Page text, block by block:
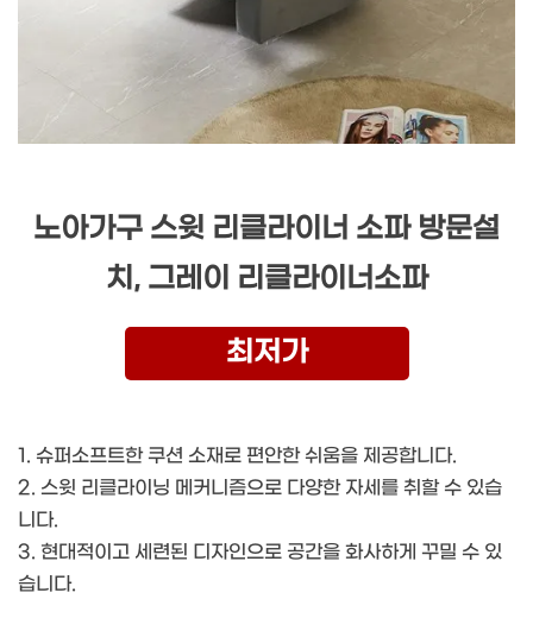
노아가구 스윗 리클라이너 소파 방문설
치, 그레이 리클라이너소파
최저가
1. 슈퍼소프트한 쿠션 소재로 편안한 쉬움을 제공합니다.
2. 스윗 리클라이닝 메커니즘으로 다양한 자세를 취할 수 있습
니다.
3. 현대적이고 세련된 디자인으로 공간을 화사하게 꾸밀 수 있
습니다.